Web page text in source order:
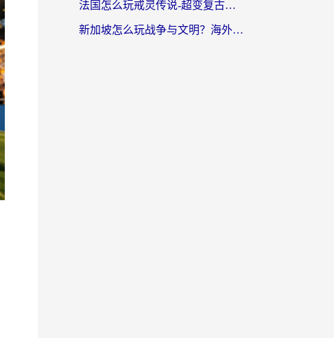
法国怎么玩戒灵传说-超变复古传奇？海外玩家国服游戏加速终极指南
新加坡怎么玩战争与文明？海外党国服游戏加速器终极避坑指南